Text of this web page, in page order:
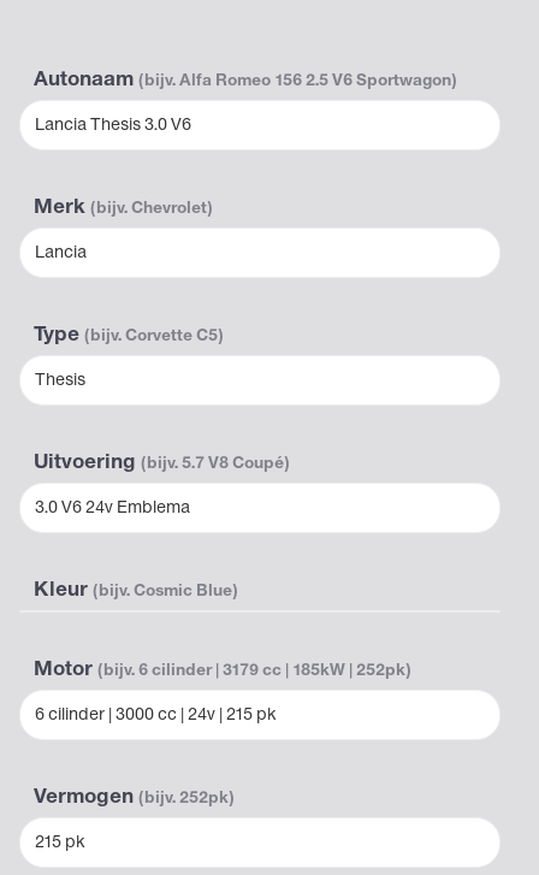
Autonaam (bijv. Alfa Romeo 156 2.5 V6 Sportwagon)
Lancia Thesis 3.0 V6
Merk (bijv. Chevrolet)
Lancia
Type (bijv. Corvette C5)
Thesis
Uitvoering (bijv. 5.7 V8 Coupé)
3.0 V6 24v Emblema
Kleur (bijv. Cosmic Blue)
Motor (bijv. 6 cilinder | 3179 cc | 185kW | 252pk)
6 cilinder | 3000 cc | 24v | 215 pk
Vermogen (bijv. 252pk)
215 pk